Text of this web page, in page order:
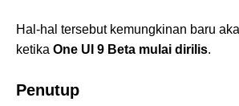
Hal-hal tersebut kemungkinan baru
ketika One UI 9 Beta mulai dirilis.
Penutup